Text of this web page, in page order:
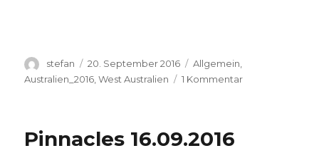
Autor
stefan
Veröffentlicht
am
20. September 2016 Kategorien
Allgemein,
Australien_2016 ,West Australien 1 Kommentarzu
Pinnacles 16.09.2016